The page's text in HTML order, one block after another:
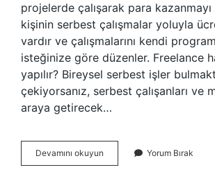
projelerde çalışarak para
kişinin serbest çalışmalar yoluyla
vardır ve çalışmalarını kendi
isteğinize göre düzenler. Freelance
yapılır? Bireysel serbest işler
çekiyorsanız, serbest çalışanları ve
araya getirecek…
Devamını okuyun Freelance
Hizmet
Yorum Bırak